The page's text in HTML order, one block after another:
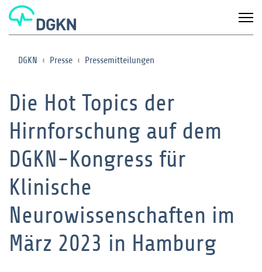
DGKN Presse Pressemitteilungen
Die Hot Topics der
Hirnforschung auf dem
DGKN-Kongress für
Klinische
Neurowissenschaften im
März 2023 in Hamburg